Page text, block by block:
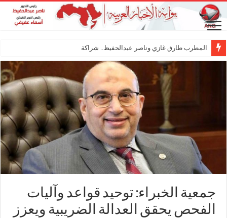
المطرب طارق غازي وناصر عبدالحفيظ.. شراكة فنية ترسم
جمعية الخبراء: توحيد قواعد وآليات
الفحص يحقق العدالة الضريبية ويعزز